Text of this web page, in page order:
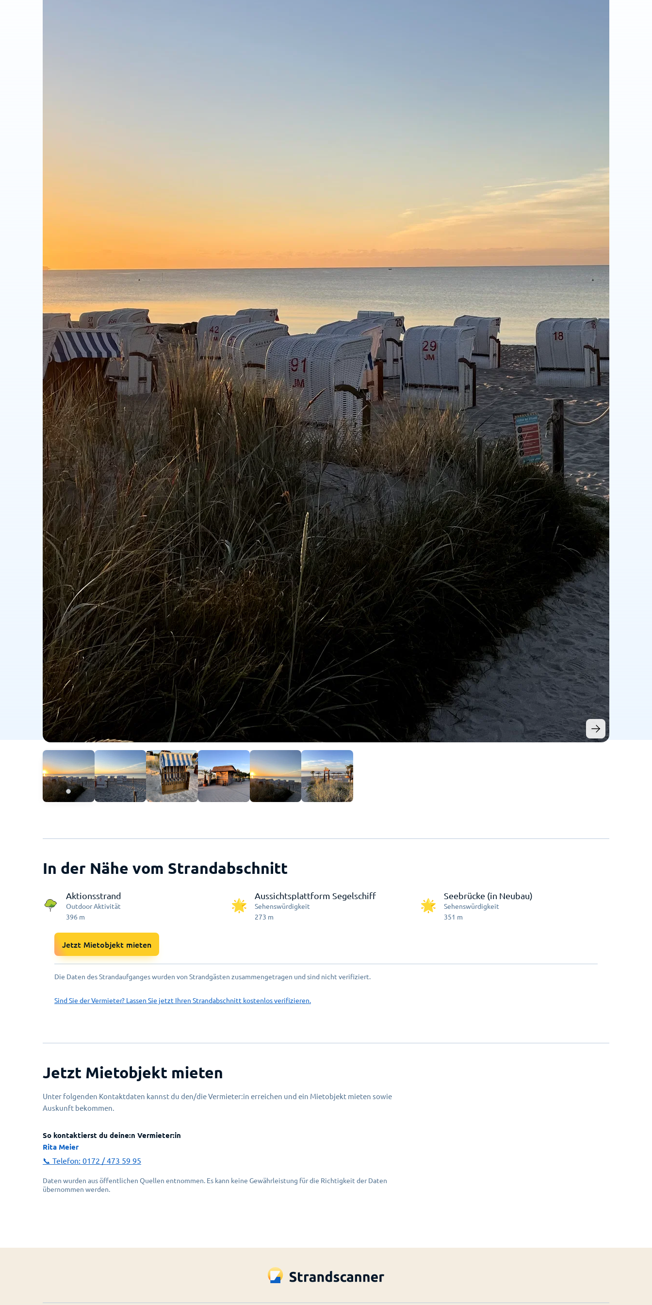
In der Nähe vom Strandabschnitt
Aktionsstrand
Outdoor Aktivität
396 m
Aussichtsplattform Segelschiff
Sehenswürdigkeit
273 m
Seebrücke (in Neubau)
Sehenswürdigkeit
351 m
Jetzt Mietobjekt mieten
Die Daten des Strandaufganges wurden von Strandgästen zusammengetragen und sind nicht verifiziert.
Sind Sie der Vermieter? Lassen Sie jetzt Ihren Strandabschnitt kostenlos verifizieren.
Jetzt Mietobjekt mieten
Unter folgenden Kontaktdaten kannst du den/die Vermieter:in erreichen und ein Mietobjekt mieten sowie
Auskunft bekommen.
So kontaktierst du deine:n Vermieter:in
Rita Meier
📞 Telefon: 0172 / 473 59 95
Daten wurden aus öffentlichen Quellen entnommen. Es kann keine Gewährleistung für die Richtigkeit der Daten
übernommen werden.